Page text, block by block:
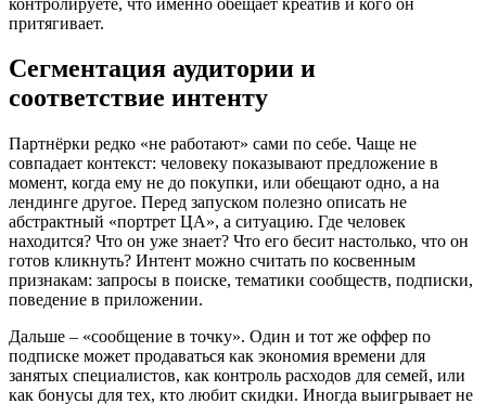
притягивает.
Сегментация аудитории и
соответствие интенту
Партнёрки редко «не работают» сами по себе. Чаще не
совпадает контекст: человеку показывают предложение в
момент, когда ему не до покупки, или обещают одно, а на
лендинге другое. Перед запуском полезно описать не
абстрактный «портрет ЦА», а ситуацию. Где человек
находится? Что он уже знает? Что его бесит настолько, что он
готов кликнуть? Интент можно считать по косвенным
признакам: запросы в поиске, тематики сообществ, подписки,
поведение в приложении.
Дальше – «сообщение в точку». Один и тот же оффер по
подписке может продаваться как экономия времени для
занятых специалистов, как контроль расходов для семей, или
как бонусы для тех, кто любит скидки. Иногда выигрывает не